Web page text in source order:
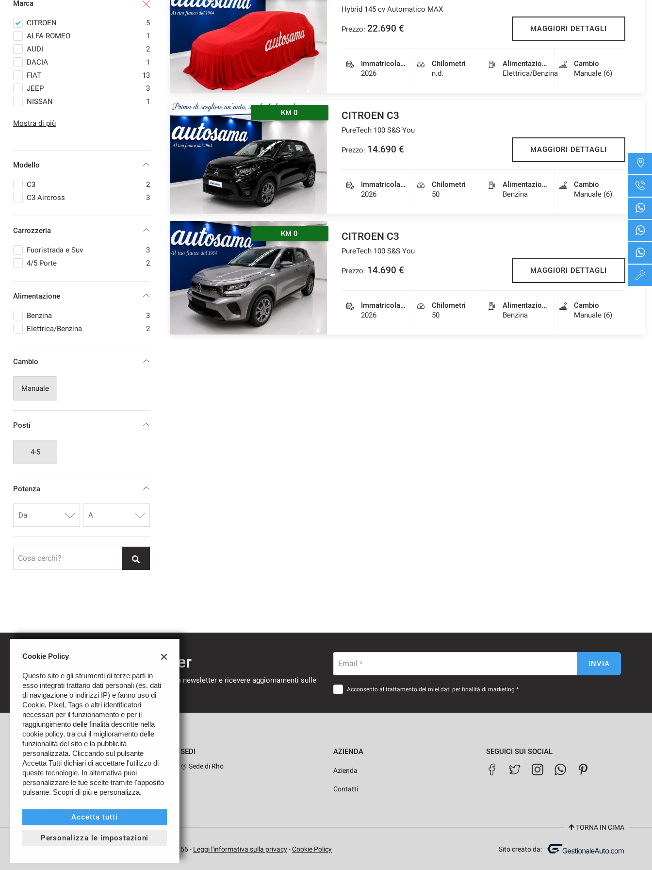
Marca
CITROEN
5
ALFA ROMEO
1
AUDI
2
DACIA
1
FIAT
13
JEEP
3
NISSAN
1
RENAULT
Mostra di più
Modello
C3
2
C3 Aircross
3
Carrozzeria
Fuoristrada e Suv
3
4/5 Porte
2
Alimentazione
Benzina
3
Elettrica/Benzina
2
Cambio
Manuale
Posti
4-5
Potenza
Cosa cerchi?
Hybrid 145 cv Automatico MAX
Prezzo: 22.690 € MAGGIORI DETTAGLI
Immatricolazione
2026
Chilometri
n.d.
Alimentazione
Elettrica/Benzina
Cambio
Manuale (6)
KM 0 CITROEN C3
PureTech 100 S&S You
Prezzo: 14.690 € MAGGIORI DETTAGLI
Immatricolazione
2026
Chilometri
50
Alimentazione
Benzina
Cambio
Manuale (6)
KM 0 CITROEN C3
PureTech 100 S&S You
Prezzo: 14.690 € MAGGIORI DETTAGLI
Immatricolazione
2026
Chilometri
50
Alimentazione
Benzina
Cambio
Manuale (6)
Iscriviti alla newsletter
Compila il modulo sottostante per iscriverti alla newsletter e ricevere aggiornamenti sulle
nostre novità.
Email * INVIA
Acconsento al trattamento dei miei dati per finalità di marketing *
Concessionario, rivenditore e service ufficiale
per i brand FCA e gruppo Renault. Presenti sul
SEDI
Sede di Rho
AZIENDA
Azienda
Contatti
SEGUICI SUI SOCIAL
TORNA IN CIMA
Copyright © 2026 Autosama Srl - P.IVA 00766550156 - Leggi l'informativa sulla privacy-Cookie Policy Sito creato da:
Cookie Policy
Questo sito e gli strumenti di terze parti in
esso integrati trattano dati personali (es. dati
di navigazione o indirizzi IP) e fanno uso di
Cookie, Pixel, Tags o altri identificatori
necessari per il funzionamento e per il
raggiungimento delle finalità descritte nella
cookie policy, tra cui il miglioramento delle
funzionalità del sito e la pubblicità
personalizzata. Cliccando sul pulsante
Accetta Tutti dichiari di accettare l'utilizzo di
queste tecnologie. In alternativa puoi
personalizzare le tue scelte tramite l'apposito
pulsante. Scopri di più e personalizza.
Accetta tutti
Personalizza le impostazioni
strumenti
di
tracciamento
si
rimanda
alla
cookie
policy.
Puoi
rivedere
modificare
in
momento.
Cookie necessari
Cookie delle preferenze
Cookie per il miglioramento dell'esperienza utente
Leggi
cookie